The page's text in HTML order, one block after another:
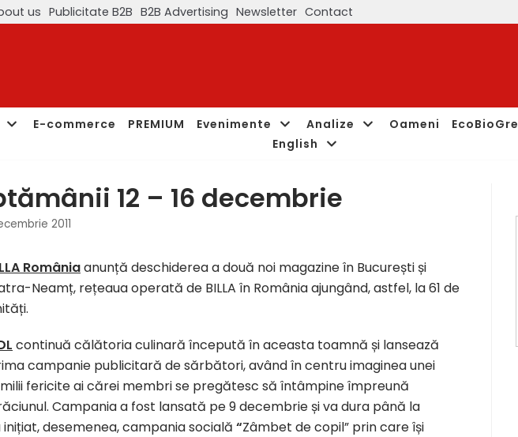
us Publicitate B2B B2B Advertising Newsletter Contact
E-commerce PREMIUM Evenimente Analize Oameni
English
12 – 16 decembrie
2011
Româniaanunță deschiderea a două noi magazine în București și
Neamț, rețeaua operată de BILLA în România ajungând, astfel, la 61 de
continuă călătoria culinară începută în aceasta toamnă și lansează
campanie publicitară de sărbători, având în centru imaginea unei
fericite ai cărei membri se pregătesc să întâmpine împreună
Campania a fost lansată pe 9 decembrie și va dura până la
inițiat, desemenea, campania socială “Zâmbet de copil” prin care își